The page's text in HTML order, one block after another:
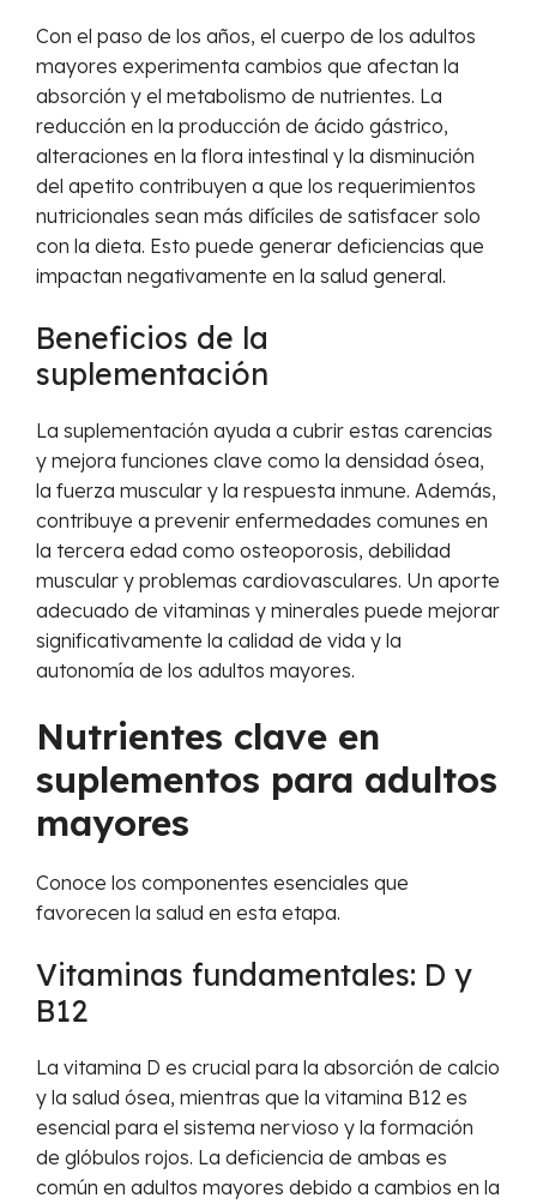
Con el paso de los años, el cuerpo de los adultos
mayores experimenta cambios que afectan la
absorción y el metabolismo de nutrientes. La
reducción en la producción de ácido gástrico,
alteraciones en la flora intestinal y la disminución
del apetito contribuyen a que los requerimientos
nutricionales sean más difíciles de satisfacer solo
con la dieta. Esto puede generar deficiencias que
impactan negativamente en la salud general.
Beneficios de la
suplementación
La suplementación ayuda a cubrir estas carencias
y mejora funciones clave como la densidad ósea,
la fuerza muscular y la respuesta inmune. Además,
contribuye a prevenir enfermedades comunes en
la tercera edad como osteoporosis, debilidad
muscular y problemas cardiovasculares. Un aporte
adecuado de vitaminas y minerales puede mejorar
significativamente la calidad de vida y la
autonomía de los adultos mayores.
Nutrientes clave en
suplementos para adultos
mayores
Conoce los componentes esenciales que
favorecen la salud en esta etapa.
Vitaminas fundamentales: D y
B12
La vitamina D es crucial para la absorción de calcio
y la salud ósea, mientras que la vitamina B12 es
esencial para el sistema nervioso y la formación
de glóbulos rojos. La deficiencia de ambas es
común en adultos mayores debido a cambios en la